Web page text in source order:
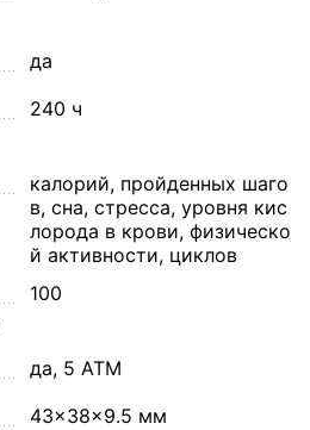
да
240 ч
калорий, пройденных шаго
в, сна, стресса, уровня кис
лорода в крови, физическо
й активности, циклов
100
да, 5 ATM
43x38x9.5 мм